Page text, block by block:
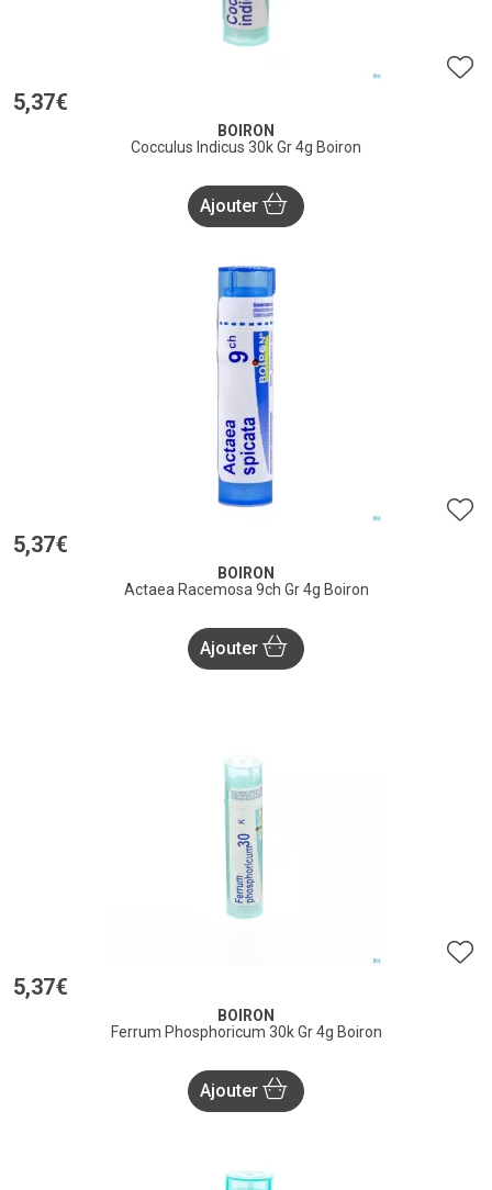
5,37€
BOIRON
Cocculus Indicus 30k Gr 4g Boiron
Ajouter
5,37€
BOIRON
Actaea Racemosa 9ch Gr 4g Boiron
Ajouter
5,37€
BOIRON
Ferrum Phosphoricum 30k Gr 4g Boiron
Ajouter